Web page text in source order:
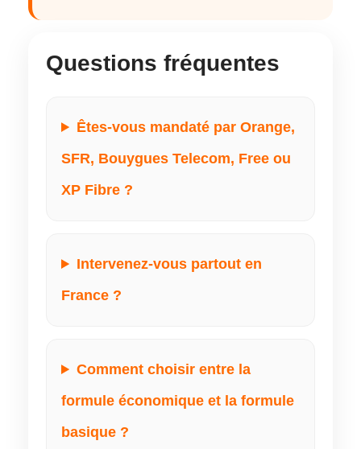
Questions fréquentes
Êtes-vous mandaté par Orange,
SFR, Bouygues Telecom, Free ou
XP Fibre ?
Intervenez-vous partout en
France ?
Comment choisir entre la
formule économique et la formule
basique ?